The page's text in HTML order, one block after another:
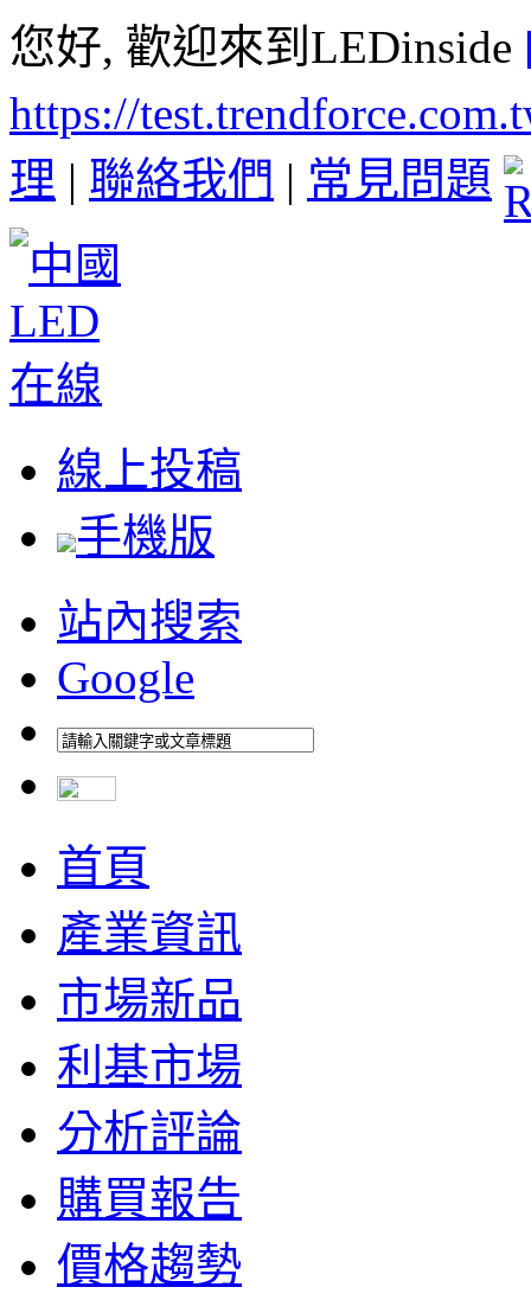
您好, 歡迎來到LEDinside
https://
理 | 聯絡我們 | 常見問題
線上投稿
手機版
站內搜索
Google
首頁
產業資訊
市場新品
利基市場
分析評論
購買報告
價格趨勢